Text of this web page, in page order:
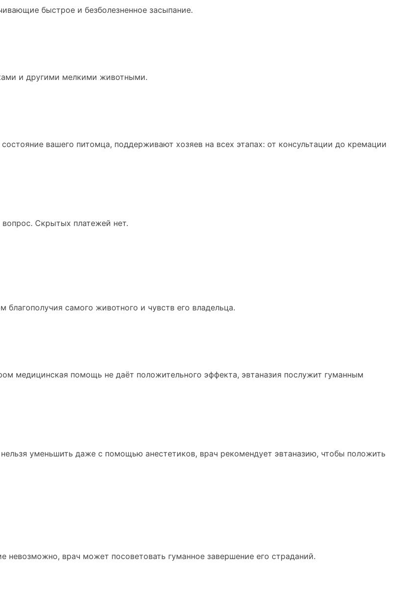
быстрое и безболезненное засыпание.
и другими мелкими животными.
вашего питомца, поддерживают хозяев на всех этапах: от консультации до кремации
Скрытых платежей нет.
самого животного и чувств его владельца.
медицинская помощь не даёт положительного эффекта, эвтаназия послужит гуманным
уменьшить даже с помощью анестетиков, врач рекомендует эвтаназию, чтобы положить
невозможно, врач может посоветовать гуманное завершение его страданий.